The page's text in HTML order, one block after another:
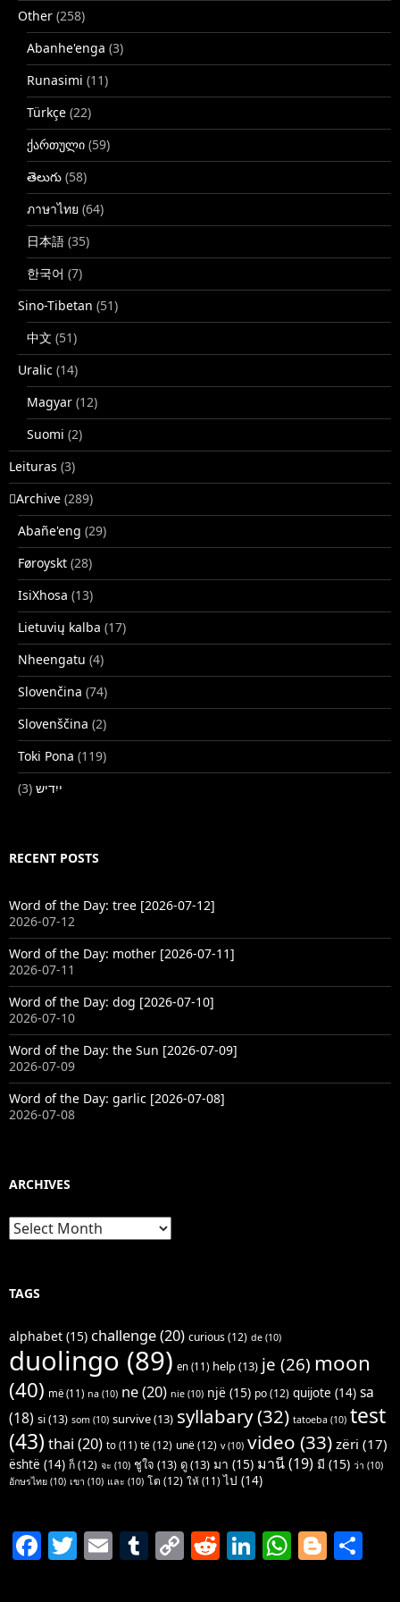
Other (258)
Abanhe'enga (3)
Runasimi (11)
Türkçe (22)
ქართული (59)
తెలుగు (58)
ภาษาไทย (64)
日本語 (35)
한국어 (7)
Sino-Tibetan (51)
中文 (51)
Uralic (14)
Magyar (12)
Suomi (2)
Leituras (3)
􏿽Archive (289)
Abañe'eng (29)
Føroyskt (28)
IsiXhosa (13)
Lietuvių kalba (17)
Nheengatu (4)
Slovenčina (74)
Slovenščina (2)
Toki Pona (119)
ייִדיש (3)
RECENT POSTS
Word of the Day: tree [2026-07-12]
2026-07-12
Word of the Day: mother [2026-07-11]
2026-07-11
Word of the Day: dog [2026-07-10]
2026-07-10
Word of the Day: the Sun [2026-07-09]
2026-07-09
Word of the Day: garlic [2026-07-08]
2026-07-08
ARCHIVES
Archives
TAGS
alphabet (15) challenge(20) curious(12) de (10)
duolingo (89) en (11) help(13) je (26) moon
(40) më (11) na (10) ne(20) nie (10) një (15) po(12) quijote (14) sa
(18) si(13) som (10) survive(13) syllabary(32) tatoeba (10) test
(43) thai (20) to (11) të(12) unë(12) v(10) video (33) zëri (17)
është (14) ก็(12) จะ (10) ชูใจ (13) ดู(13) มา (15) มานี(19) มี (15) ว่า (10)
อักษรไทย (10) เขา (10) และ (10) โต (12) ให้ (11) ไป (14)
F T E T C R Li W Bl